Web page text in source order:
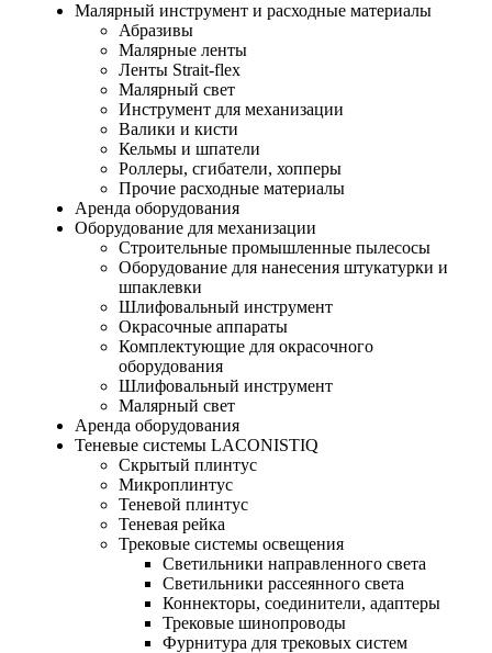
Малярный инструмент и расходные материалы
Абразивы
Малярные ленты
Ленты Strait-flex
Малярный свет
Инструмент для механизации
Валики и кисти
Кельмы и шпатели
Роллеры, сгибатели, хопперы
Прочие расходные материалы
Аренда оборудования
Оборудование для механизации
Строительные промышленные пылесосы
Оборудование для нанесения штукатурки и
шпаклевки
Шлифовальный инструмент
Окрасочные аппараты
Комплектующие для окрасочного
оборудования
Шлифовальный инструмент
Малярный свет
Аренда оборудования
Теневые системы LACONISTIQ
Скрытый плинтус
Микроплинтус
Теневой плинтус
Теневая рейка
Трековые системы освещения
Светильники направленного света
Светильники рассеянного света
Коннекторы, соединители, адаптеры
Трековые шинопроводы
Фурнитура для трековых систем